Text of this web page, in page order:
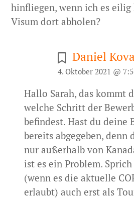
hinfliegen, wenn ich es eilig
Visum dort abholen?
Daniel
4. Oktober 2021 @
Hallo Sarah, das kommt
welche Schritt der
befindest. Hast du deine
bereits abgegeben, denn
nur außerhalb von
ist es ein Problem.
(wenn es die aktuelle
erlaubt) auch erst als